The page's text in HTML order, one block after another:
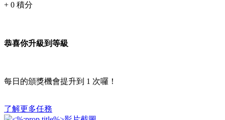
+ 0 積分
恭喜你升級到等級
每日的頒獎機會提升到 1 次囉！
了解更多任務